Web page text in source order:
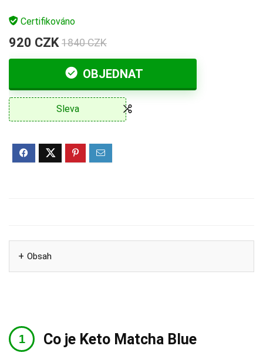
Certifikováno
920 CZK 1840 CZK
OBJEDNAT
Sleva
Obsah
Co je Keto Matcha Blue